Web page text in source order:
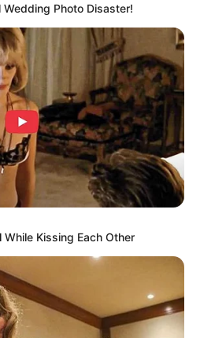
Kekejaman Khmer Merah,
Rezim Diktator yang
Menghabisi Nyawa
Rakyatnya
Ruas yang wajib ditandai
Photo Disaster!
Kissing Each Other